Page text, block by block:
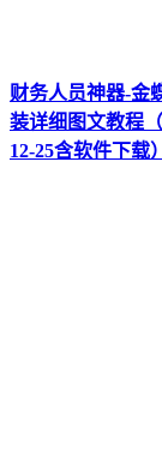
财务人员神器-金
装详细图文教程
12-25含软件下载）